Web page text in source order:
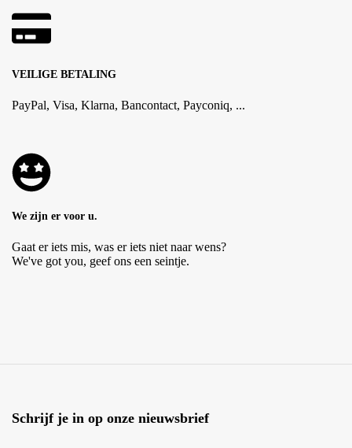
VEILIGE BETALING
PayPal, Visa, Klarna, Bancontact, Payconiq, ...
We zijn er voor u.
Gaat er iets mis, was er iets niet naar wens?
We've got you, geef ons een seintje.
Schrijf je in op onze nieuwsbrief